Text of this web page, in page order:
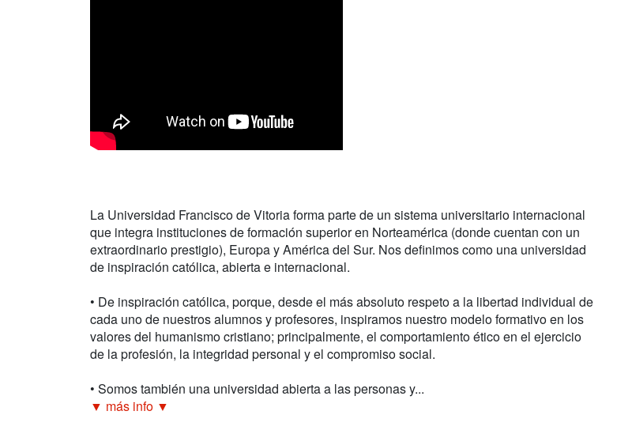
La Universidad Francisco de Vitoria forma parte de un sistema universitario internacional
que integra instituciones de formación superior en Norteamérica (donde cuentan con un
extraordinario prestigio), Europa y América del Sur. Nos definimos como una universidad
de inspiración católica, abierta e internacional.
• De inspiración católica, porque, desde el más absoluto respeto a la libertad individual de
cada uno de nuestros alumnos y profesores, inspiramos nuestro modelo formativo en los
valores del humanismo cristiano; principalmente, el comportamiento ético en el ejercicio
de la profesión, la integridad personal y el compromiso social.
• Somos también una universidad abierta a las personas y...
▼ más info ▼